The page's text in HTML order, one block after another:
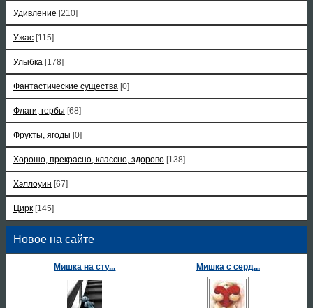
Удивление [210]
Ужас [115]
Улыбка [178]
Фантастические существа [0]
Флаги, гербы [68]
Фрукты, ягоды [0]
Хорошо, прекрасно, классно, здорово [138]
Хэллоуин [67]
Цирк [145]
Новое на сайте
Мишка на сту... Мишка с серд...